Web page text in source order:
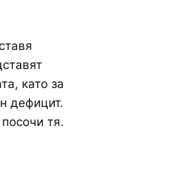
като за
дефицит.
тя.